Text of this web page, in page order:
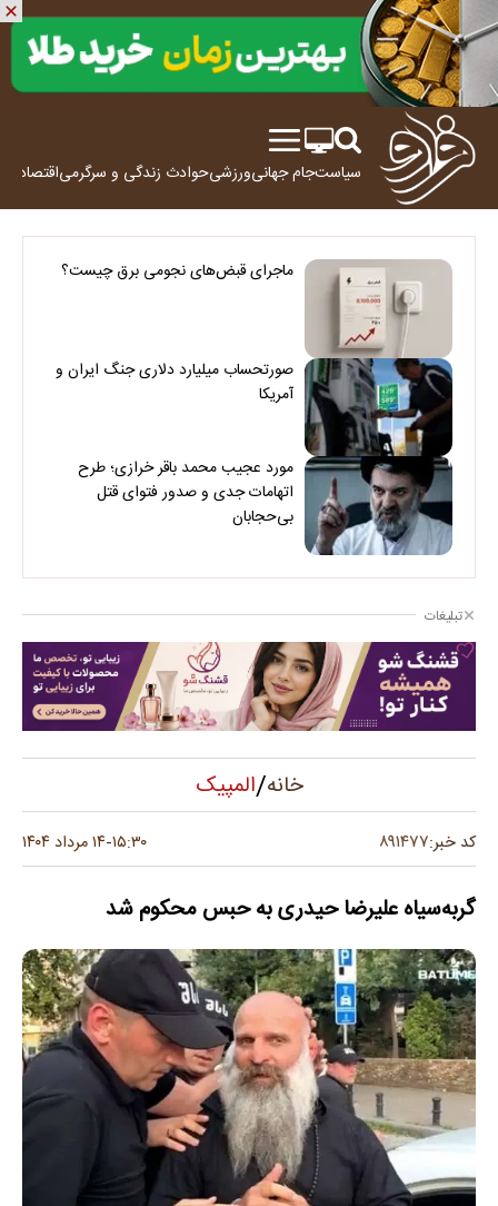
سیاستجام جهانیورزشیحوادث زندگی و سرگرمیاقتصاد
ماجرای قبض‌های نجومی برق چیست؟
صورتحساب میلیارد دلاری جنگ ایران و
آمریکا
مورد عجیب محمد باقر خرازی؛ طرح
اتهامات جدی و صدور فتوای قتل
بی‌حجابان
تبلیغات
خانه/المپیک
کد خبر:۸۹۱۴۷۷ ۱۵:۳۰-۱۴ مرداد ۱۴۰۴
گربه‌سیاه علیرضا حیدری به حبس محکوم شد